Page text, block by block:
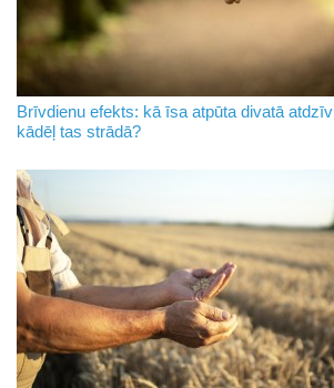
Brīvdienu efekts: kā īsa atpūta divatā
kādēļ tas strādā?